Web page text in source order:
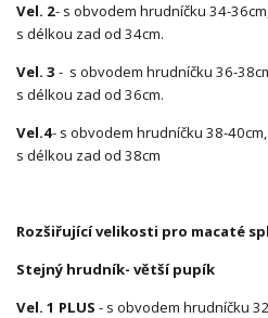
Vel. 2- s obvodem hrudníčku 34-
s délkou zad od 34cm.
Vel. 3 - s obvodem hrudníčku 36-
s délkou zad od 36cm.
Vel.4- s obvodem hrudníčku 38-
s délkou zad od 38cm
Rozšiřující velikosti pro macaté
Stejný hrudník- větší pupík
Vel. 1 PLUS - s obvodem hrudníčku